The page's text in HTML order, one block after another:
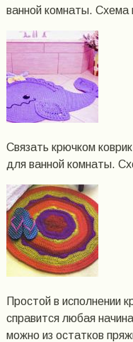
ванной комнаты. Схема
Связать крючком
для ванной комнаты.
Простой в исполнении
справится любая
можно из остатков